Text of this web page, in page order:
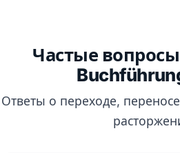
Частые
Ответы о переходе,